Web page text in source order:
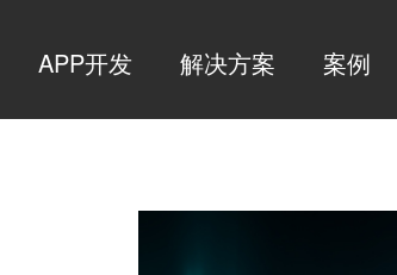
APP开发 解决方案 案例